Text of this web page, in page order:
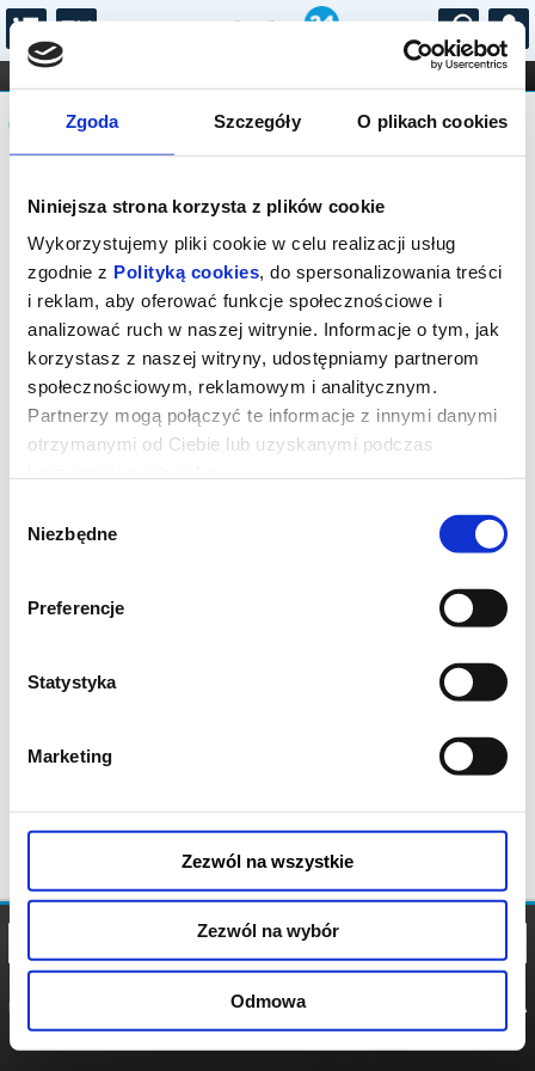
Zgoda Szczegóły O plikach cookies
Niniejsza strona korzysta z plików cookie
Wykorzystujemy pliki cookie w celu realizacji usług
zgodnie z Polityką cookies, do spersonalizowania treści
i reklam, aby oferować funkcje społecznościowe i
analizować ruch w naszej witrynie. Informacje o tym, jak
korzystasz z naszej witryny, udostępniamy partnerom
społecznościowym, reklamowym i analitycznym.
Partnerzy mogą połączyć te informacje z innymi danymi
otrzymanymi od Ciebie lub uzyskanymi podczas
zgody
Niezbędne
Preferencje
Statystyka
Marketing
Zezwól na wszystkie
Zezwól na wybór
Odmowa
...
FILHARMONIA OPERA I BALET
STAND-UP
DLA DZIECI
Komunikat
Sprzedaż biletów na niniejsze
wydarzenie została zakończona. Zapytaj
w Kasie instytucji o dostępność biletów
na wydarzenie.
POLITYKA
POLITYKA